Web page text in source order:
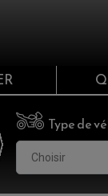
Type de
Choisir